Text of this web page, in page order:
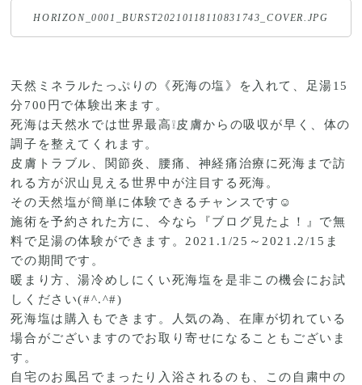
HORIZON_0001_BURST20210118110831743_COVER.JPG
天然ミネラルたっぷりの《死海の塩》を入れて、足湯15
分700円で体験出来ます。
死海は天然水では世界最高❕皮膚からの吸収が早く、体の
調子を整えてくれます。
皮膚トラブル、関節炎、腰痛、神経痛治療に死海まで訪
れる方が沢山見える世界中が注目する死海。
その天然塩が簡単に体験できるチャンスです☺
施術を予約された方に、今なら『ブログ見たよ！』で無
料で足湯の体験ができます。2021.1/25～2021.2/15ま
での期間です。
暖まり方、湯冷めしにくい死海塩を是非この機会にお試
しください(#^.^#)
死海塩は購入もできます。人気の為、在庫が切れている
場合がございますのでお取り寄せになることもございま
す。
自宅のお風呂でまったり入浴されるのも、この自粛中の